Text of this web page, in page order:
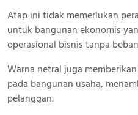
Atap ini tidak memerlukan
untuk bangunan ekonomis
operasional bisnis tanpa
Warna netral juga
pada bangunan usaha,
pelanggan.